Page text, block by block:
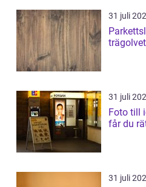
31 juli
31 juli
Foto till
får du
31 juli